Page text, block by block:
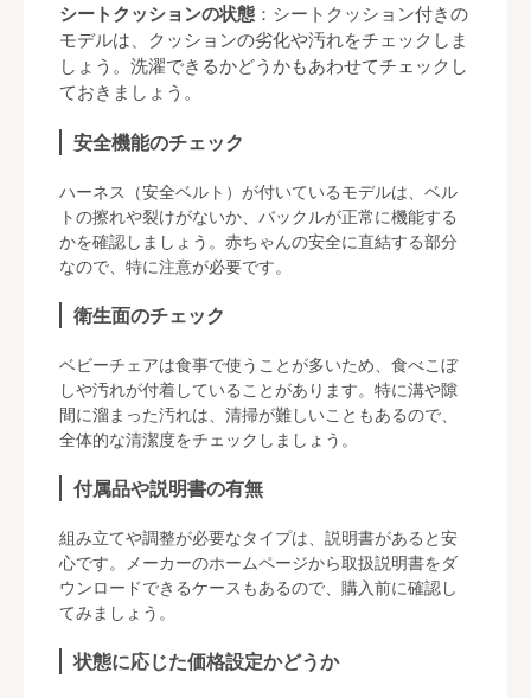
シートクッションの状態 ：シートクッション付きの
モデルは、クッションの劣化や汚れをチェックしま
しょう。洗濯できるかどうかもあわせてチェックし
ておきましょう。
安全機能のチェック
ハーネス（安全ベルト）が付いているモデルは、ベル
トの擦れや裂けがないか、バックルが正常に機能する
かを確認しましょう。赤ちゃんの安全に直結する部分
なので、特に注意が必要です。
衛生面のチェック
ベビーチェアは食事で使うことが多いため、食べこぼ
しや汚れが付着していることがあります。特に溝や隙
間に溜まった汚れは、清掃が難しいこともあるので、
全体的な清潔度をチェックしましょう。
付属品や説明書の有無
組み立てや調整が必要なタイプは、説明書があると安
心です。メーカーのホームページから取扱説明書をダ
ウンロードできるケースもあるので、購入前に確認し
てみましょう。
状態に応じた価格設定かどうか